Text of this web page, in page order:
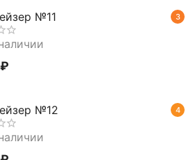
3
№11
₽
4
№12